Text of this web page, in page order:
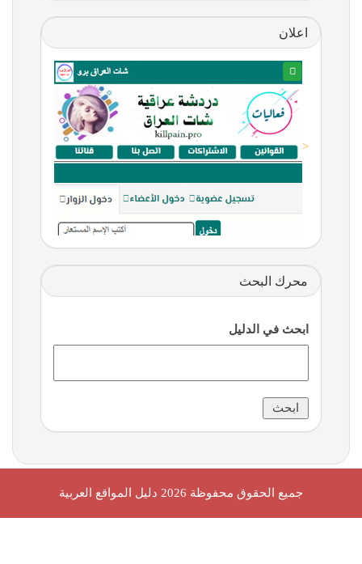
اعلان
<
محرك البحث
ابحث في الدليل
جميع الحقوق محفوظة 2026 دليل المواقع العربية